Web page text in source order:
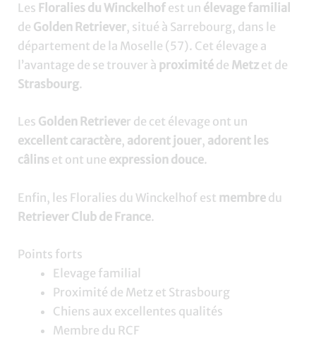
Les Floralies du Winckelhof est un élevage familial
de Golden Retriever, situé à Sarrebourg, dans le
département de la Moselle (57). Cet élevage a
l’avantage de se trouver à proximité de Metz et de
Strasbourg.
Les Golden Retriever de cet élevage ont un
excellent caractère, adorent jouer, adorent les
câlins et ont une expression douce.
Enfin, les Floralies du Winckelhof est membre du
Retriever Club de France.
Points forts
Elevage familial
Proximité de Metz et Strasbourg
Chiens aux excellentes qualités
Membre du RCF